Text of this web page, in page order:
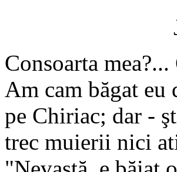
Consoarta
Am cam băgat eu
pe Chiriac; dar -
trec muierii nici